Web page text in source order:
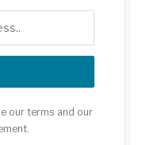
our terms and our